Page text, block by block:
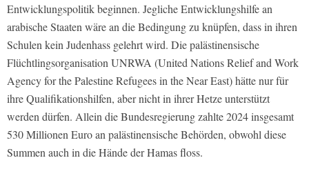
Entwicklungspolitik beginnen. Jegliche Entwicklungshilfe an
arabische Staaten wäre an die Bedingung zu knüpfen, dass in ihren
Schulen kein Judenhass gelehrt wird. Die palästinensische
Flüchtlingsorganisation UNRWA (United Nations Relief and Work
Agency for the Palestine Refugees in the Near East) hätte nur für
ihre Qualifikationshilfen, aber nicht in ihrer Hetze unterstützt
werden dürfen. Allein die Bundesregierung zahlte 2024 insgesamt
530 Millionen Euro an palästinensische Behörden, obwohl diese
Summen auch in die Hände der Hamas floss.